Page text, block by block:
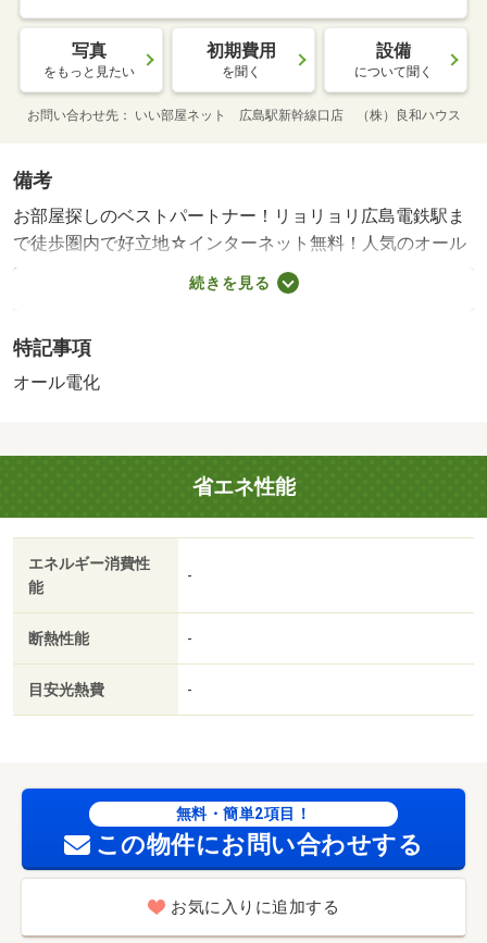
写真
をもっと見たい
初期費用
を聞く
設備
について聞く
お問い合わせ先 いい部屋ネット 広島駅新幹線口店 （株）良和ハウス
備考
お部屋探しのベストパートナー！リョリョリ広島電鉄駅ま
で徒歩圏内で好立地☆インターネット無料！人気のオール
電化物件★嬉しいエアコン付き！オート・賃貸保証等：加
入要（日本セーフティ 連帯保証人有（４０％）、連帯保
ハウス】お待ち合わせでのご案内やご送迎も行っておりま
す。また、エリアを熟知したスタッフがおすすめのお部屋
駐輪場：有（５００円／月）/ハウスクリーニング 50000
円/カギ交換代 11000円
続きを見る
特記事項
オール電化
省エネ性能
エネルギー消費性
能
-
断熱性能 -
目安光熱費 -
無料・簡単2項目！
この物件にお問い合わせする
お気に入りに追加する